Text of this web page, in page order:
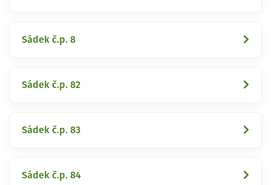
Sádek č.p. 8
Sádek č.p. 82
Sádek č.p. 83
Sádek č.p. 84